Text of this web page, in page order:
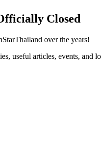
Closed
over the years!
useful articles, events, and